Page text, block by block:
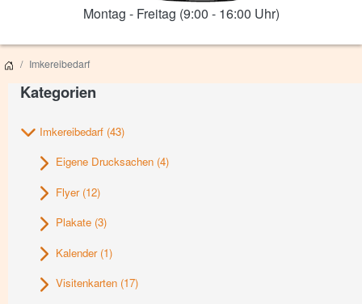
Montag - Freitag (9:00 - 16:00 Uhr)
Imkereibedarf
Kategorien
Imkereibedarf (43)
Eigene Drucksachen (4)
Flyer (12)
Plakate (3)
Kalender (1)
Visitenkarten (17)